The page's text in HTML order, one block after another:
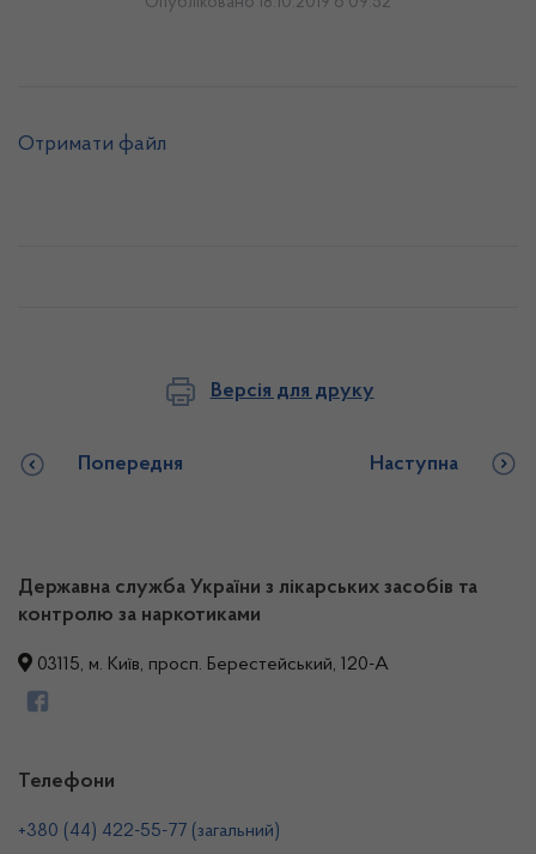
Отримати файл
Версія для друку
Попередня Наступна
Державна служба України з лікарських засобів та
контролю за наркотиками
03115, м. Київ, просп. Берестейський, 120-А
Телефони
+380 (44) 422-55-77 (загальний)